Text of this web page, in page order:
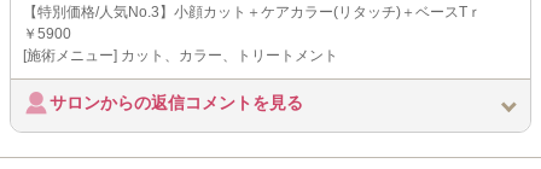
【特別価格/人気No.3】小顔カット＋ケアカラー(リタッチ)＋ベースTｒ
￥5900
[施術メニュー] カット、カラー、トリートメント
サロンからの返信コメントを見る